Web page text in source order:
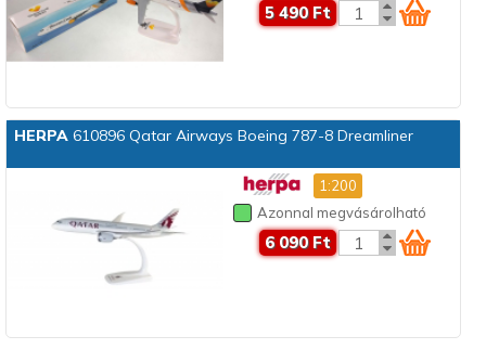
5 490 Ft
HERPA610896 Qatar Airways Boeing 787-8 Dreamliner
1:200
Azonnal megvásárolható
6 090 Ft